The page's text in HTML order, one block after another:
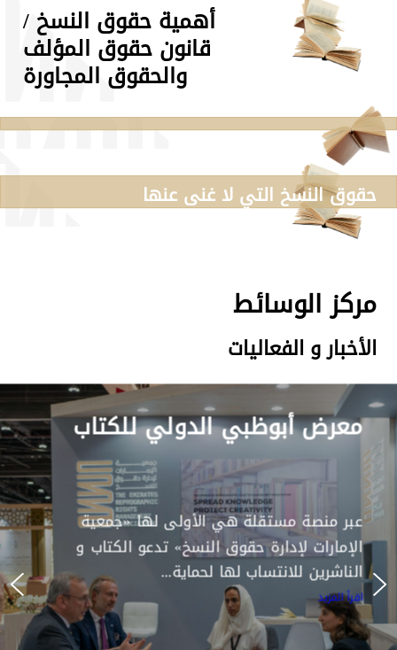
أهمية حقوق النسخ /
قانون حقوق المؤلف
والحقوق المجاورة
حقوق النسخ التي لا غنى عنها
مركز الوسائط
الأخبار و الفعاليات
معرض أبوظبي الدولي للكتاب
عبر منصة مستقلة هي الأولى لها «جمعية
الإمارات لإدارة حقوق النسخ» تدعو الكتاب و
الناشرين للانتساب لها لحماية...
اقرأ المزيد